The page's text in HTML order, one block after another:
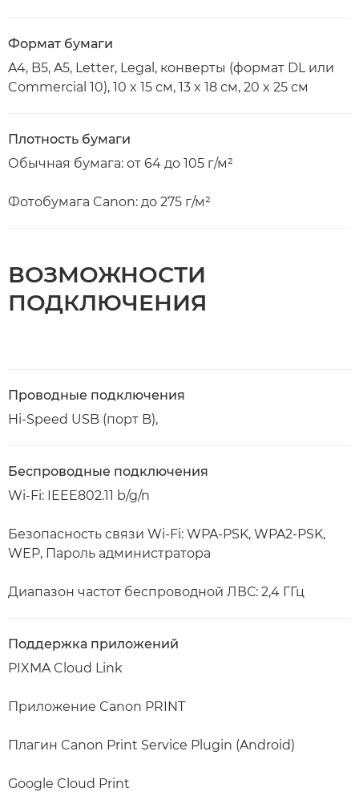
Формат бумаги
A4, B5, A5, Letter, Legal, конверты (формат DL или
Commercial 10), 10 x 15 см, 13 x 18 см, 20 x 25 см
Плотность бумаги
Обычная бумага: от 64 до 105 г/м²
Фотобумага Canon: до 275 г/м²
ВОЗМОЖНОСТИ
ПОДКЛЮЧЕНИЯ
Проводные подключения
Hi-Speed USB (порт B),
Беспроводные подключения
Wi-Fi: IEEE802.11 b/g/n
Безопасность связи Wi-Fi: WPA-PSK, WPA2-PSK,
WEP, Пароль администратора
Диапазон частот беспроводной ЛВС: 2,4 ГГц
Поддержка приложений
PIXMA Cloud Link
Приложение Canon PRINT
Плагин Canon Print Service Plugin (Android)
Google Cloud Print